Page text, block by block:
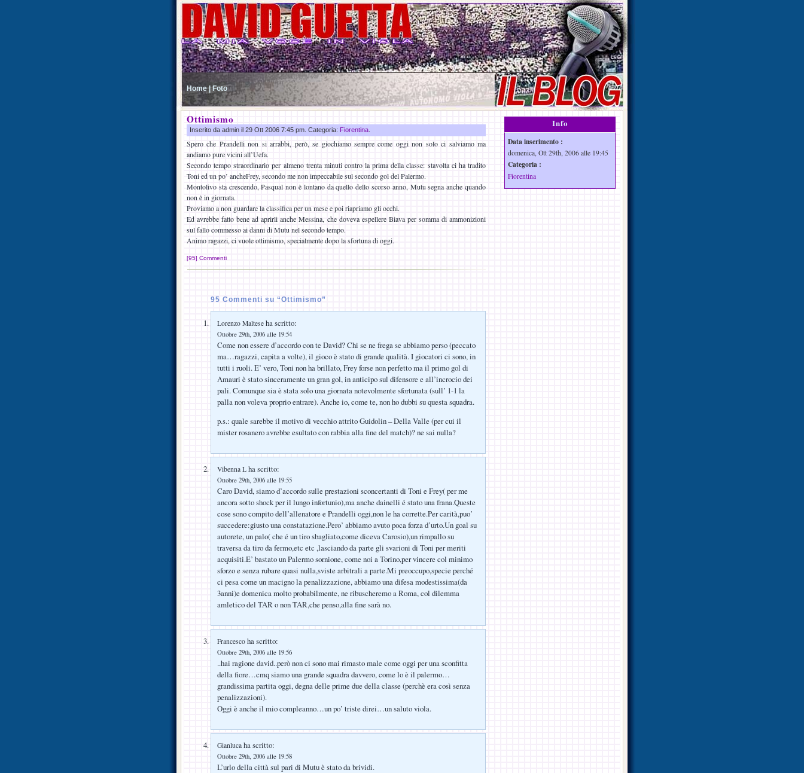
Home | Foto
Ottimismo
Inserito da admin il 29 Ott 2006 7:45 pm. Categoria: Fiorentina
Spero che Prandelli non si arrabbi, però, se giochiamo sempre come oggi non solo ci salviamo ma
andiamo pure vicini all’Uefa.
Secondo tempo straordinario per almeno trenta minuti contro la prima della classe: stavolta ci ha tradito
Toni ed un po’ ancheFrey, secondo me non impeccabile sul secondo gol del Palermo.
Montolivo sta crescendo, Pasqual non è lontano da quello dello scorso anno, Mutu segna anche quando
non è in giornata.
Proviamo a non guardare la classifica per un mese e poi riapriamo gli occhi.
Ed avrebbe fatto bene ad aprirli anche Messina, che doveva espellere Biava per somma di ammonizioni
sul fallo commesso ai danni di Mutu nel secondo tempo.
Animo ragazzi, ci vuole ottimismo, specialmente dopo la sfortuna di oggi.
[95] Commenti
95 Commenti su “Ottimismo”
Lorenzo Maltese ha scritto:
Ottobre 29th, 2006 alle 19:54
Come non essere d’accordo con te David? Chi se ne frega se abbiamo perso (peccato
ma…ragazzi, capita a volte), il gioco è stato di grande qualità. I giocatori ci sono, in
tutti i ruoli. E’ vero, Toni non ha brillato, Frey forse non perfetto ma il primo gol di
Amauri è stato sinceramente un gran gol, in anticipo sul difensore e all’incrocio dei
pali. Comunque sia è stata solo una giornata notevolmente sfortunata (sull’ 1-1 la
palla non voleva proprio entrare). Anche io, come te, non ho dubbi su questa squadra.
p.s.: quale sarebbe il motivo di vecchio attrito Guidolin – Della Valle (per cui il
mister rosanero avrebbe esultato con rabbia alla fine del match)? ne sai nulla?
Vibenna L ha scritto:
Ottobre 29th, 2006 alle 19:55
Caro David, siamo d’accordo sulle prestazioni sconcertanti di Toni e Frey( per me
ancora sotto shock per il lungo infortunio),ma anche dainelli é stato una frana.Queste
cose sono compito dell’allenatore e Prandelli oggi,non le ha corrette.Per carità,puo’
succedere:giusto una constatazione.Pero’ abbiamo avuto poca forza d’urto.Un goal su
autorete, un palo( che é un tiro sbagliato,come diceva Carosio),un rimpallo su
traversa da tiro da fermo,etc etc ,lasciando da parte gli svarioni di Toni per meriti
acquisiti.E’ bastato un Palermo sornione, come noi a Torino,per vincere col minimo
sforzo e senza rubare quasi nulla,sviste arbitrali a parte.Mi preoccupo,specie perché
ci pesa come un macigno la penalizzazione, abbiamo una difesa modestissima(da
3anni)e domenica molto probabilmente, ne ribuscheremo a Roma, col dilemma
amletico del TAR o non TAR,che penso,alla fine sarà no.
Francesco ha scritto:
Ottobre 29th, 2006 alle 19:56
..hai ragione david..però non ci sono mai rimasto male come oggi per una sconfitta
della fiore…cmq siamo una grande squadra davvero, come lo è il palermo…
grandissima partita oggi, degna delle prime due della classe (perchè era così senza
penalizzazioni).
Oggi è anche il mio compleanno…un po’ triste direi…un saluto viola.
Gianluca ha scritto:
Ottobre 29th, 2006 alle 19:58
L’urlo della città sul pari di Mutu è stato da brividi.
Info
Data inserimento :
domenica, Ott 29th, 2006 alle 19:45
Categoria :
Fiorentina